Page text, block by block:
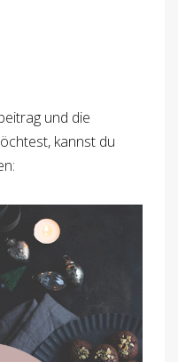
und die
kannst du